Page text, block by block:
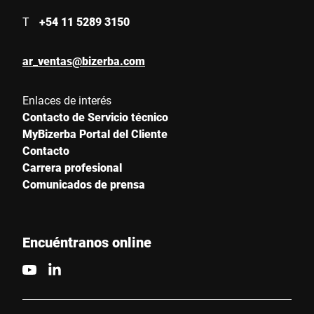
T +54 11 5289 3150
ar_ventas@bizerba.com
Enlaces de interés
Contacto de Servicio técnico
MyBizerba Portal del Cliente
Contacto
Carrera profesional
Comunicados de prensa
Encuéntranos online